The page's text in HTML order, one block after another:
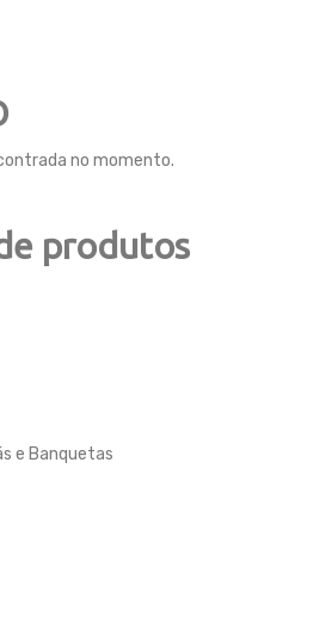
no momento.
produtos
e Banquetas